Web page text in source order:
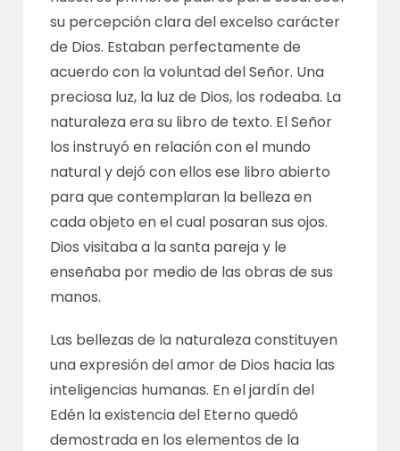
su percepción clara del excelso carácter
de Dios. Estaban perfectamente de
acuerdo con la voluntad del Señor. Una
preciosa luz, la luz de Dios, los rodeaba. La
naturaleza era su libro de texto. El Señor
los instruyó en relación con el mundo
natural y dejó con ellos ese libro abierto
para que contemplaran la belleza en
cada objeto en el cual posaran sus ojos.
Dios visitaba a la santa pareja y le
enseñaba por medio de las obras de sus
manos.
Las bellezas de la naturaleza constituyen
una expresión del amor de Dios hacia las
inteligencias humanas. En el jardín del
Edén la existencia del Eterno quedó
demostrada en los elementos de la